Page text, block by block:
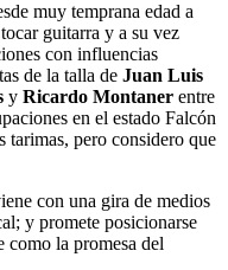
muy temprana edad a
guitarra y a su vez
con influencias
de la talla de Juan Luis
y Ricardo Montaner entre
en el estado Falcón
tarimas, pero considero que
con una gira de medios
y promete posicionarse
como la promesa del